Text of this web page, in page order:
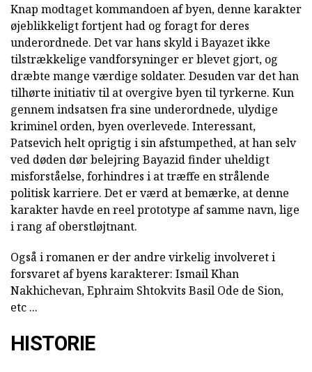
Knap modtaget kommandoen af byen, denne karakter
øjeblikkeligt fortjent had og foragt for deres
underordnede. Det var hans skyld i Bayazet ikke
tilstrækkelige vandforsyninger er blevet gjort, og
dræbte mange værdige soldater. Desuden var det han
tilhørte initiativ til at overgive byen til tyrkerne. Kun
gennem indsatsen fra sine underordnede, ulydige
kriminel orden, byen overlevede. Interessant,
Patsevich helt oprigtig i sin afstumpethed, at han selv
ved døden dør belejring Bayazid finder uheldigt
misforståelse, forhindres i at træffe en strålende
politisk karriere. Det er værd at bemærke, at denne
karakter havde en reel prototype af samme navn, lige
i rang af oberstløjtnant.
Også i romanen er der andre virkelig involveret i
forsvaret af byens karakterer: Ismail Khan
Nakhichevan, Ephraim Shtokvits Basil Ode de Sion,
etc ...
HISTORIE